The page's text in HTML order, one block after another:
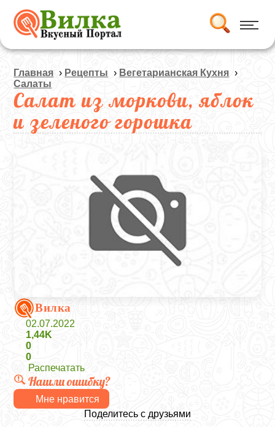
Главная › Рецепты › Вегетарианская Кухня ›
Салаты
Салат из моркови, яблок
и зеленого горошка
Вилка
02.07.2022
1,44K
0
0
Распечатать
Нашли ошибку?
Мне нравится
Поделитесь с друзьями